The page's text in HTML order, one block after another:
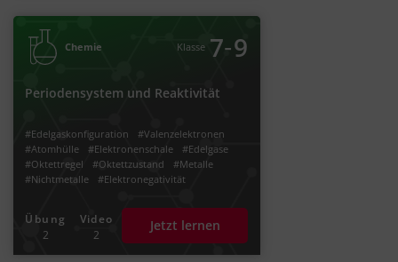
#Valenzelektronen
#Nebengruppen
#Atomradius
Chemie Klasse 7‐9
Periodensystem und Reaktivität
#Edelgaskonfiguration
#Valenzelektronen
#Atomhülle
#Elektronenschale
#Edelgase
#Oktettregel
#Oktettzustand
#Metalle
#Nichtmetalle
#Elektronegativität
#Bindungselektronen
#polar
#polare Verbindung
#Polarität
#Atomradius
#Kernladung
#Bindungsarten
#Elektronenpaarbindung
#kovalente Bindung
Übung
2
Video
2
Jetzt lernen